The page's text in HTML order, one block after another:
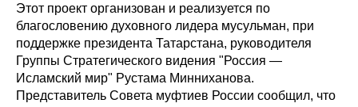
Этот проект организован и реализуется по
благословению духовного лидера мусульман, при
поддержке президента Татарстана, руководителя
Группы Стратегического видения "Россия —
Исламский мир" Рустама Минниханова.
Представитель Совета муфтиев России сообщил, что